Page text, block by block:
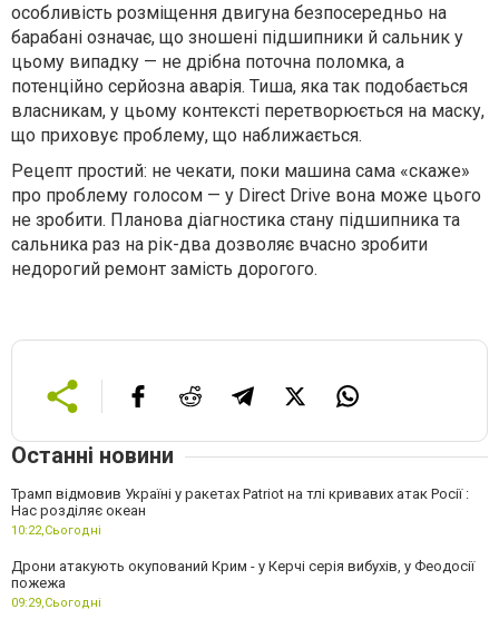
особливість розміщення двигуна безпосередньо на
барабані означає, що зношені підшипники й сальник у
цьому випадку — не дрібна поточна поломка, а
потенційно серйозна аварія. Тиша, яка так подобається
власникам, у цьому контексті перетворюється на маску,
що приховує проблему, що наближається.
Рецепт простий: не чекати, поки машина сама «скаже»
про проблему голосом — у Direct Drive вона може цього
не зробити. Планова діагностика стану підшипника та
сальника раз на рік-два дозволяє вчасно зробити
недорогий ремонт замість дорогого.
Останні новини
Трамп відмовив Україні у ракетах Patriot на тлі кривавих атак Росії :
Нас розділяє океан
10:22,Сьогодні
Дрони атакують окупований Крим - у Керчі серія вибухів, у Феодосії
пожежа
09:29,Сьогодні